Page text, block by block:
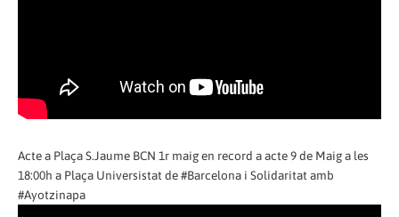
Acte a Plaça S.Jaume BCN 1r maig en record a acte 9 de Maig a les
18:00h a Plaça Universistat de #Barcelona i Solidaritat amb
#Ayotzinapa